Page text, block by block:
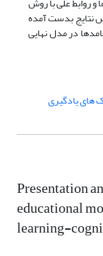
نتایج بدست آمده
در مدل نهایی
های یادگیری
Presentation
educational
learning-